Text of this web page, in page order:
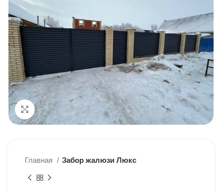
Нажмите, чтобы увеличить
Главная Забор жалюзи Люкс